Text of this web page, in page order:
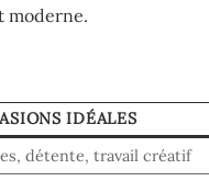
moderne.
IDÉALES
détente, travail créatif